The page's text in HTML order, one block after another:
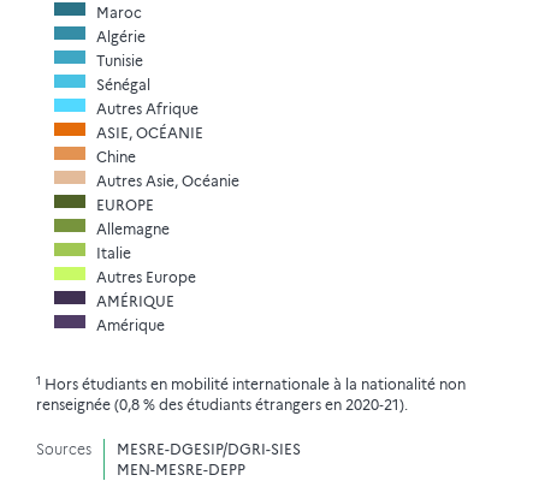
Maroc
Algérie
Tunisie
Sénégal
Autres Afrique
ASIE, OCÉANIE
Chine
Autres Asie, Océanie
EUROPE
Allemagne
Italie
Autres Europe
AMÉRIQUE
Amérique
1 Hors étudiants en mobilité internationale à la nationalité non
renseignée (0,8 % des étudiants étrangers en 2020‑21).
Sources
MESRE-DGESIP/DGRI-SIES
MEN-MESRE-DEPP